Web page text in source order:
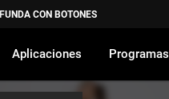
FUNDA CON BOTONES
Aplicaciones Programas